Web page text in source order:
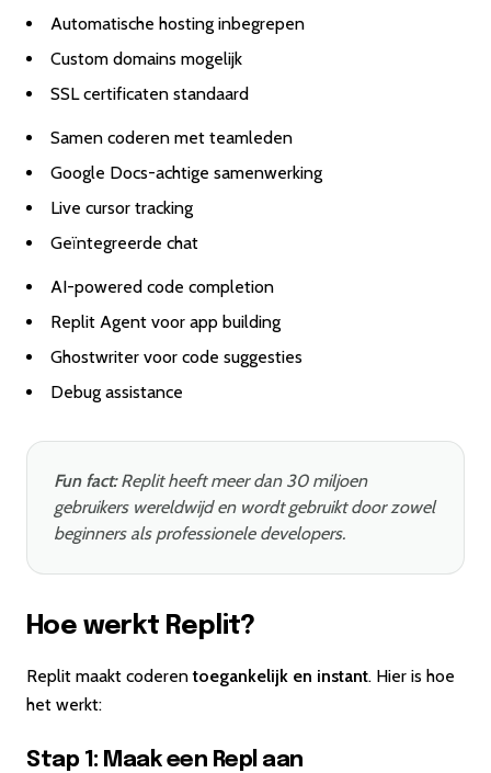
Automatische hosting inbegrepen
Custom domains mogelijk
SSL certificaten standaard
Samen coderen met teamleden
Google Docs-achtige samenwerking
Live cursor tracking
Geïntegreerde chat
AI-powered code completion
Replit Agent voor app building
Ghostwriter voor code suggesties
Debug assistance
Fun fact:Replit heeft meer dan 30 miljoen
gebruikers wereldwijd en wordt gebruikt door zowel
beginners als professionele developers.
Hoe werkt Replit?
Replit maakt coderentoegankelijk en instant. Hier is hoe
het werkt:
Stap 1: Maak een Repl aan